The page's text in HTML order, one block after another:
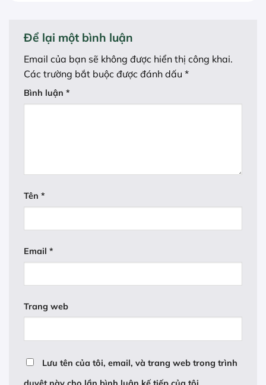
Để lại một bình luận
Email của bạn sẽ không được hiển thị công khai.
Các trường bắt buộc được đánh dấu *
Bình luận *
Tên *
Email *
Trang web
Lưu tên của tôi, email, và trang web trong trình